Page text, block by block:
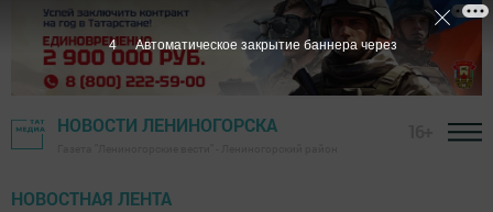
НОВОСТИ ЛЕНИНОГОРСКА
НОВОСТНАЯ ЛЕНТА
4 Автоматическое закрытие баннера через